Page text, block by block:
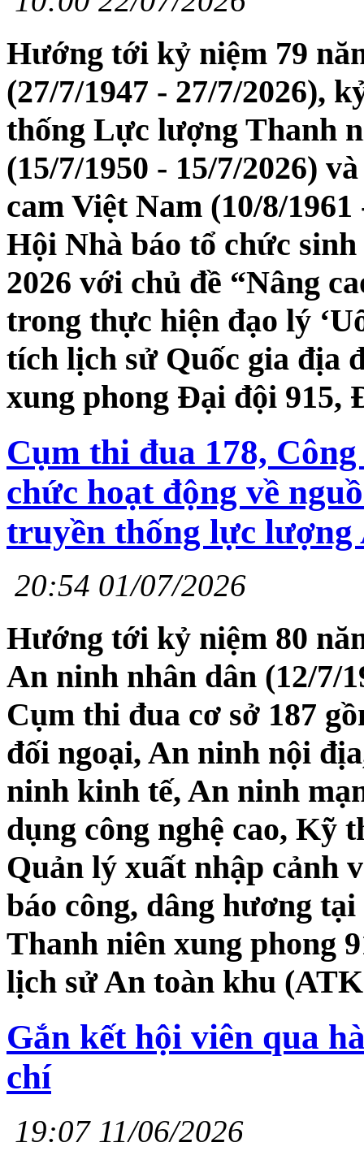
Hướng tới kỷ niệm 79
(27/7/1947 - 27/7/2026),
thống Lực lượng Thanh
(15/7/1950 - 15/7/2026)
cam Việt Nam (10/8/
Hội Nhà báo tổ chức
2026 với chủ đề “Nâng
trong thực hiện đạo lý
tích lịch sử Quốc gia địa
xung phong Đại đội 915,
Cụm thi đua 178,
chức hoạt động về
truyền thống lực lượng
20:54 01/07/2026
Hướng tới kỷ niệm 80
An ninh nhân dân (12/7/
Cụm thi đua cơ sở 187
đối ngoại, An ninh nội
ninh kinh tế, An ninh
dụng công nghệ cao, Kỹ
Quản lý xuất nhập cảnh
báo công, dâng hương
Thanh niên xung phong
lịch sử An toàn khu
Gắn kết hội viên qua
chí
19:07 11/06/2026